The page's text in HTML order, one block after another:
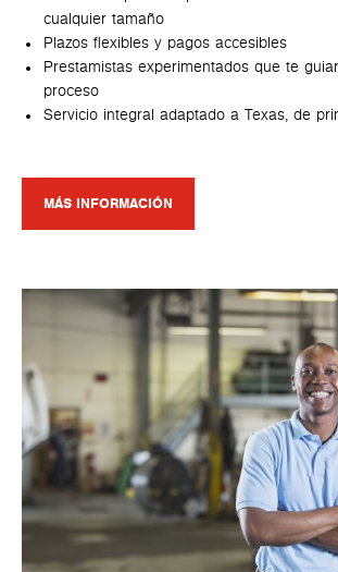
cualquier tamaño
Plazos flexibles y pagos accesibles
Prestamistas experimentados que te
proceso
Servicio integral adaptado a Texas, de
MÁS INFORMACIÓN